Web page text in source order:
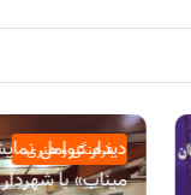
فرهنگی و هنری
دیدار عوامل
میناب» با